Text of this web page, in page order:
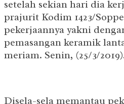
setelah sekian hari dia
prajurit Kodim 1423/
pekerjaannya yakni
pemasangan keramik
meriam. Senin, (25/3/
Disela-sela memantau